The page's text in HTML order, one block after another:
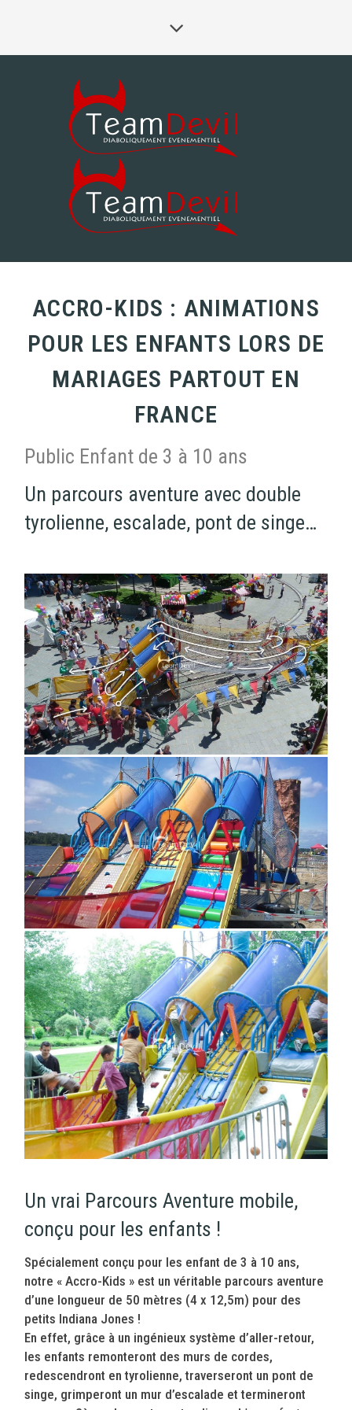
ACCRO-KIDS : ANIMATIONS
POUR LES ENFANTS LORS DE
MARIAGES PARTOUT EN
FRANCE
Public Enfant de 3 à 10 ans
Un parcours aventure avec double
tyrolienne, escalade, pont de singe…
Un vrai Parcours Aventure mobile,
conçu pour les enfants !
Spécialement conçu pour les enfant de 3 à 10 ans,
notre « Accro-Kids » est un véritable parcours aventure
d’une longueur de 50 mètres (4 x 12,5m) pour des
petits Indiana Jones !
En effet, grâce à un ingénieux système d’aller-retour,
les enfants remonteront des murs de cordes,
redescendront en tyrolienne, traverseront un pont de
singe, grimperont un mur d’escalade et termineront